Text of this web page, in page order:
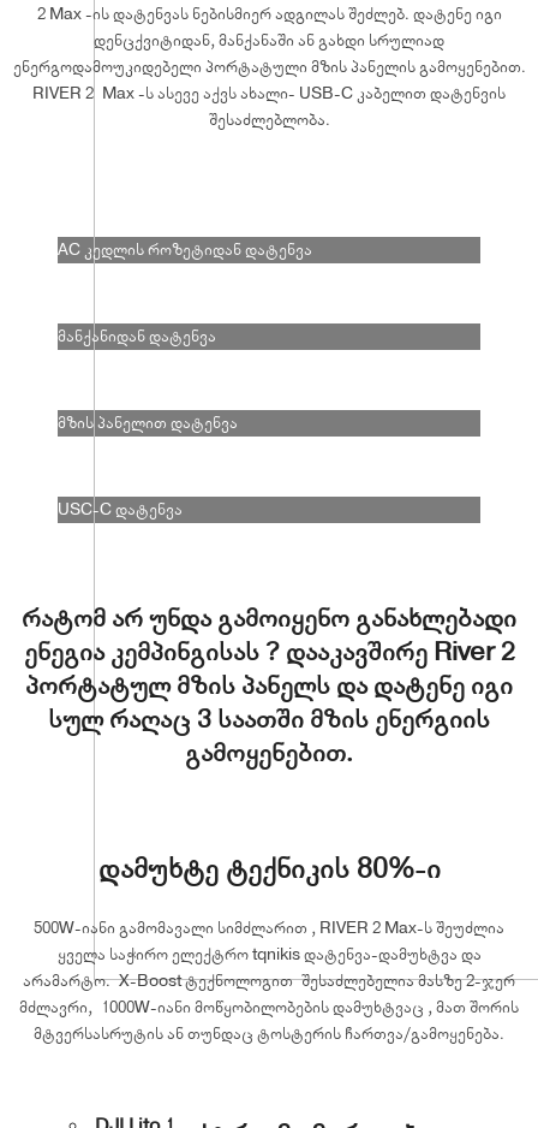
2 Max -ის დატენვას ნებისმიერ ადგილას შეძლებ. დატენე იგი
დენცქვიტიდან, მანქანაში ან გახდი სრულიად
ენერგოდამოუკიდებელი პორტატული მზის პანელის გამოყენებით.
RIVER 2 Max -ს ასევე აქვს ახალი- USB-C კაბელით დატენვის
შესაძლებლობა.
AC კედლის როზეტიდან დატენვა
მანქანიდან დატენვა
მზის პანელით დატენვა
USC-C დატენვა
რატომ არ უნდა გამოიყენო განახლებადი
ენეგია კემპინგისას ? დააკავშირე River 2
პორტატულ მზის პანელს და დატენე იგი
სულ რაღაც 3 საათში მზის ენერგიის
გამოყენებით.
დამუხტე ტექნიკის 80%-ი
500W-იანი გამომავალი სიმძლარით , RIVER 2 Max-ს შეუძლია
ყველა საჭირო ელექტრო tqnikis დატენვა-დამუხტვა და
არამარტო. X-Boost ტექნოლოგით შესაძლებელია მასზე 2-ჯერ
მძლავრი, 1000W-იანი მოწყობილობების დამუხტვაც , მათ შორის
მტვერსასრუტის ან თუნდაც ტოსტერის ჩართვა/გამოყენება.